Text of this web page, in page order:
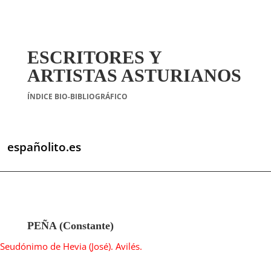
ESCRITORES Y
ARTISTAS ASTURIANOS
ÍNDICE BIO-BIBLIOGRÁFICO
españolito.es
PEÑA (Constante)
Seudónimo de Hevia (José). Avilés.